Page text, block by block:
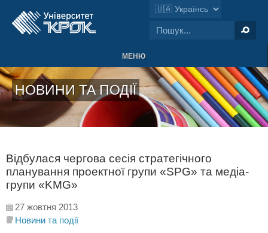
МЕНЮ
НОВИНИ ТА ПОДІЇ
Відбулася чергова сесія стратегічного
планування проектної групи «SPG» та медіа-
групи «KMG»
27 жовтня 2013
Новини та події